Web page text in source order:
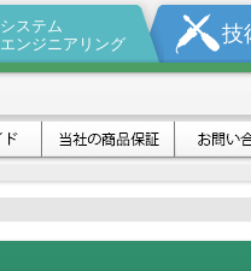
システム
エンジニアリング
技